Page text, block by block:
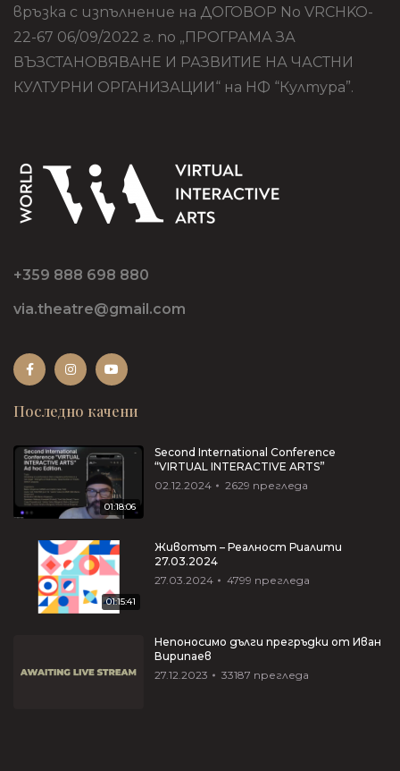
връзка с изпълнение на ДОГОВОР No VRCHKO-
22-67 06/09/2022 г. по „ПРОГРАМА ЗА
ВЪЗСТАНОВЯВАНЕ И РАЗВИТИЕ НА ЧАСТНИ
КУЛТУРНИ ОРГАНИЗАЦИИ“ на НФ “Култура”.
+359 888 698 880
via.theatre@gmail.com
Последно качени
01:18:06
Second International Conference
“VIRTUAL INTERACTIVE ARTS”
02.12.2024
2629 прегледа
01:15:41
Животът – Реалност Риалити
27.03.2024
27.03.2024
4799 прегледа
Непоносимо дълги прегръдки от Иван
Вирипаев
27.12.2023
33187 прегледа